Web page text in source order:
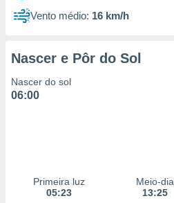
Vento médio: 16 km/h
Nascer e Pôr do Sol
Nascer do sol
06:00
Primeira luz
05:23
Meio-dia
13:25